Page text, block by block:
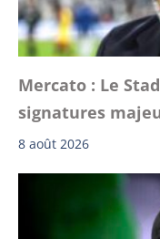
Mercato : Le
signatures
8 août 2026